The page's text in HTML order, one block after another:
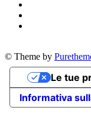
© Theme by
Informativa
Le tue